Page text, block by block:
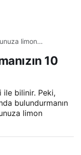
limon
10
bilinir. Peki,
bulundurmanın
limon